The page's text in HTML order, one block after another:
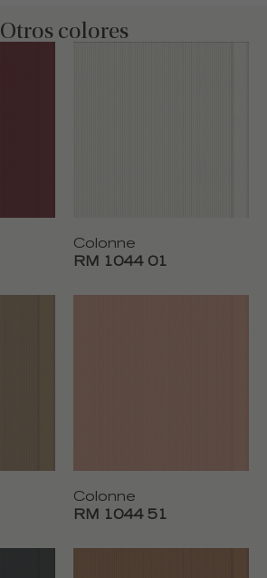
Otros colores
Colonne
RM 1044 01
Colonne
RM 1044 51